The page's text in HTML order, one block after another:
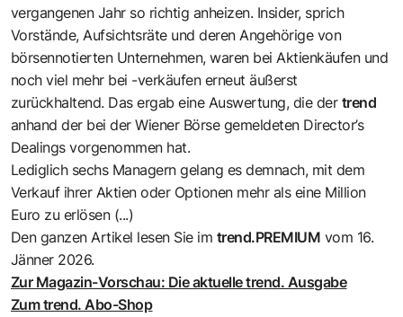
vergangenen Jahr so richtig anheizen. Insider, sprich
Vorstände, Aufsichtsräte und deren Angehörige von
börsennotierten Unternehmen, waren bei Aktienkäufen und
noch viel mehr bei -verkäufen erneut äußerst
zurückhaltend. Das ergab eine Auswertung, die der trend
anhand der bei der Wiener Börse gemeldeten Director’s
Dealings vorgenommen hat.
Lediglich sechs Managern gelang es demnach, mit dem
Verkauf ihrer Aktien oder Optionen mehr als eine Million
Euro zu erlösen (...)
Den ganzen Artikel lesen Sie im trend.PREMIUM vom 16.
Jänner 2026.
Zur Magazin-Vorschau: Die aktuelle trend. Ausgabe
Zum trend. Abo-Shop